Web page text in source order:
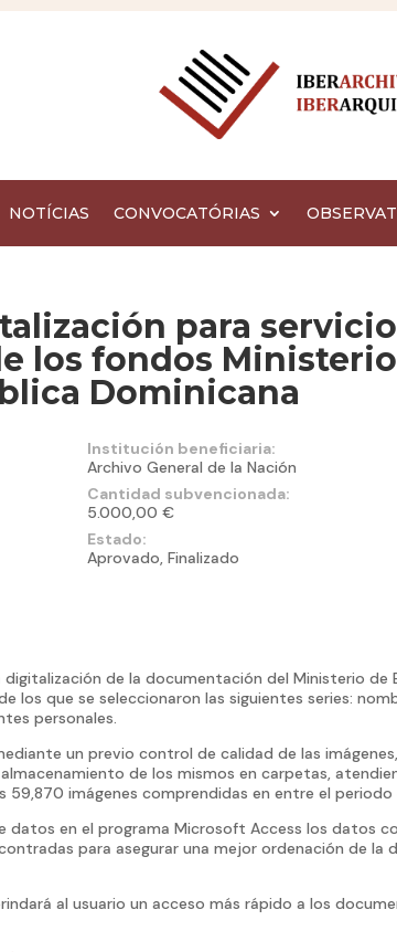
NOTÍCIAS CONVOCATÓRIAS
para
los fondos
Dominicana
Institución beneficiaria:
Archivo General de la Nación
Cantidad subvencionada:
5.000,00 €
Estado:
Aprovado, Finalizado
de la documentación del Ministerio de
los que se seleccionaron las siguientes series:
personales.
un previo control de calidad de las
de los mismos en carpetas,
imágenes comprendidas en entre el periodo
datos en el programa Microsoft Access los datos
para asegurar una mejor ordenación de la
al usuario un acceso más rápido a los